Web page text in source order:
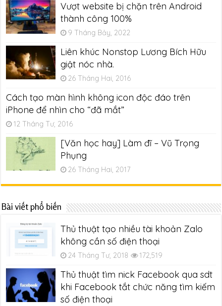
Vượt website bị chặn trên Android
thành công 100%
9 Tháng Bảy, 2022
Liên khúc Nonstop Lương Bích Hữu
giật nóc nhà.
26 Tháng Hai, 2016
Cách tạo màn hình không icon độc đáo trên
iPhone để nhìn cho “đã mắt”
12 Tháng Tư, 2016
[Văn học hay] Làm đĩ – Vũ Trọng
Phụng
26 Tháng Hai, 2017
Bài viết phổ biến
Thủ thuật tạo nhiều tài khoản Zalo
không cần số điện thoại
24 Tháng Tư, 2018 172,519
Thủ thuật tìm nick Facebook qua sdt
khi Facebook tắt chức năng tìm kiếm
số điện thoại